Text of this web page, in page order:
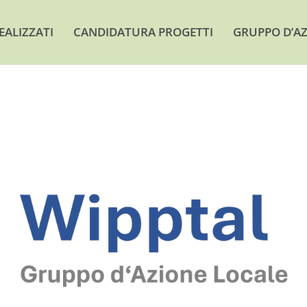
CANDIDATURA PROGETTI GRUPPO